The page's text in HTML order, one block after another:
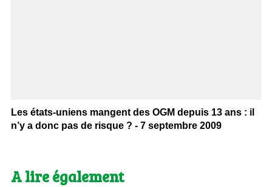
Les états-uniens mangent des OGM depuis 13 ans : il
n’y a donc pas de risque ? - 7 septembre 2009
A lire également